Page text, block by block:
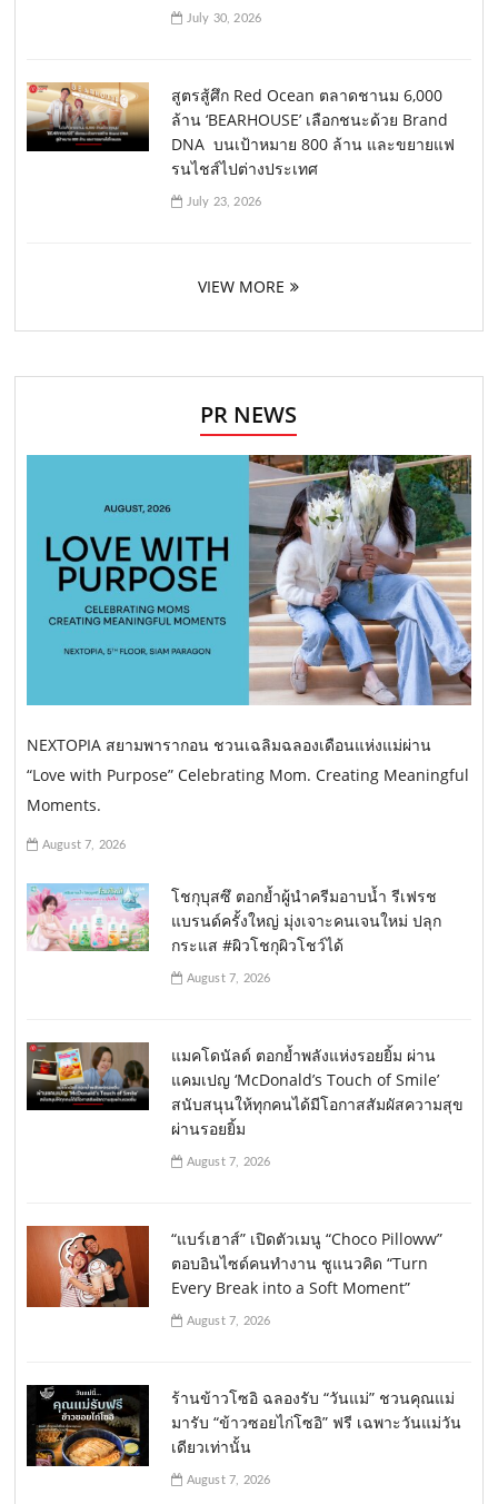
July 30, 2026
สูตรสู้ศึก Red Ocean ตลาดชานม 6,000
ล้าน ‘BEARHOUSE’ เลือกชนะด้วย Brand
DNA บนเป้าหมาย 800 ล้าน และขยายแฟ
รนไชส์ไปต่างประเทศ
July 23, 2026
VIEW MORE
PR NEWS
NEXTOPIA สยามพารากอน ชวนเฉลิมฉลองเดือนแห่งแม่ผ่าน
“Love with Purpose” Celebrating Mom. Creating Meaningful
Moments.
August 7, 2026
โชกุบุสซึ ตอกย้ำผู้นำครีมอาบน้ำ รีเฟรช
แบรนด์ครั้งใหญ่ มุ่งเจาะคนเจนใหม่ ปลุก
กระแส #ผิวโชกุผิวโชว์ได้
August 7, 2026
แมคโดนัลด์ ตอกย้ำพลังแห่งรอยยิ้ม ผ่าน
แคมเปญ ‘McDonald’s Touch of Smile’
สนับสนุนให้ทุกคนได้มีโอกาสสัมผัสความสุข
ผ่านรอยยิ้ม
August 7, 2026
“แบร์เฮาส์” เปิดตัวเมนู “Choco Pilloww”
ตอบอินไซด์คนทำงาน ชูแนวคิด “Turn
Every Break into a Soft Moment”
August 7, 2026
ร้านข้าวโซอิ ฉลองรับ “วันแม่” ชวนคุณแม่
มารับ “ข้าวซอยไก่โซอิ” ฟรี เฉพาะวันแม่วัน
เดียวเท่านั้น
August 7, 2026